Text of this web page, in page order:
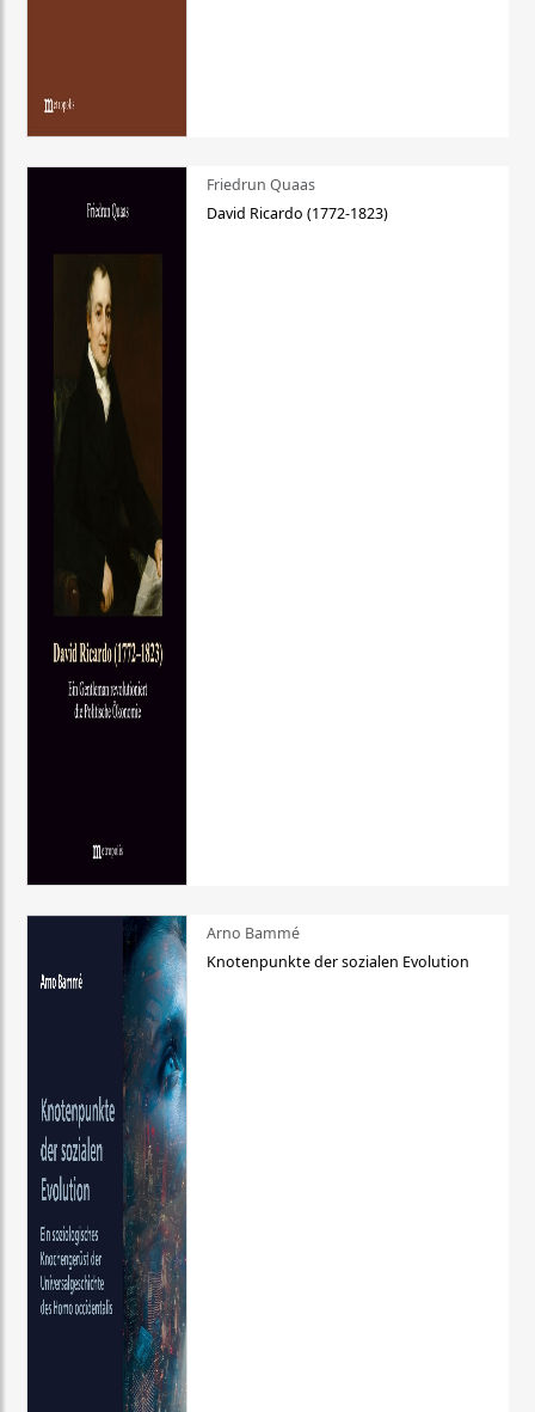
Friedrun Quaas
David Ricardo (1772-1823)
Arno Bammé
Knotenpunkte der sozialen Evolution